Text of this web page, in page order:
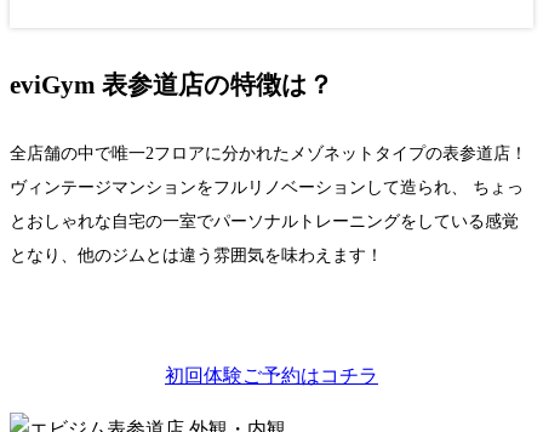
eviGym 表参道店の特徴は？
全店舗の中で唯一2フロアに分かれたメゾネットタイプの表参道店！
ヴィンテージマンションをフルリノベーションして造られ、 ちょっ
とおしゃれな自宅の一室でパーソナルトレーニングをしている感覚
となり、他のジムとは違う雰囲気を味わえます！
初回体験ご予約はコチラ